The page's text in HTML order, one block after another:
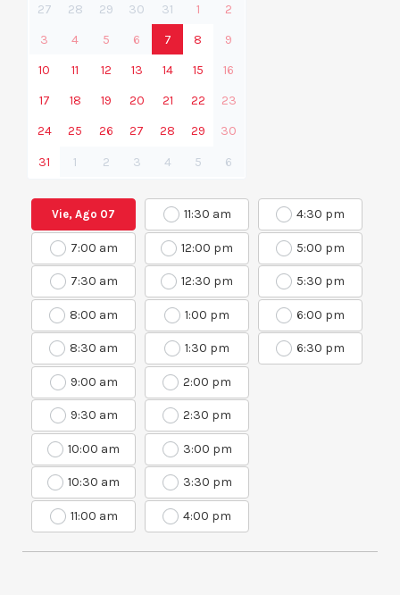
27 28 29 30 31 1 2
3 4 5 6 7 8 9
10 11 12 13 14 15 16
17 18 19 20 21 22 23
24 25 26 27 28 29 30
31 1 2 3 4 5 6
Vie, Ago 07
7:00 am
7:30 am
8:00 am
8:30 am
9:00 am
9:30 am
10:00 am
10:30 am
11:00 am
11:30 am
12:00 pm
12:30 pm
1:00 pm
1:30 pm
2:00 pm
2:30 pm
3:00 pm
3:30 pm
4:00 pm
4:30 pm
5:00 pm
5:30 pm
6:00 pm
6:30 pm